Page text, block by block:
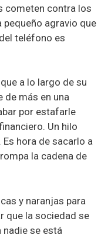
cometen contra los
pequeño agravio que
teléfono es
a lo largo de su
de más en una
por estafarle
Un hilo
hora de sacarlo a
la cadena de
y naranjas para
que la sociedad se
nadie se está